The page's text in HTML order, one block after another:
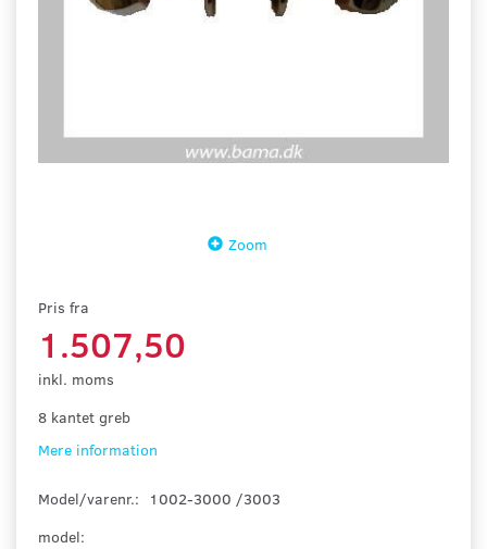
Zoom
Pris fra
1.507,50
inkl. moms
8 kantet greb
Mere information
Model/varenr.:
1002-3000 /3003
model: